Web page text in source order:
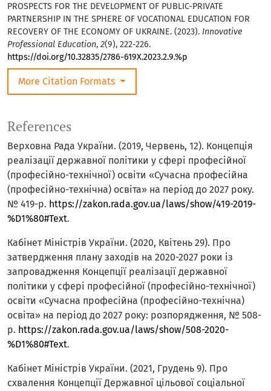
PROSPECTS FOR THE DEVELOPMENT OF PUBLIC-PRIVATE
PARTNERSHIP IN THE SPHERE OF VOCATIONAL EDUCATION FOR
RECOVERY OF THE ECONOMY OF UKRAINE. (2023). Innovative
Professional Education, 2(9), 222-226.
https://doi.org/10.32835/2786-619X.2023.2.9.%p
More Citation Formats
References
Верховна Рада України. (2019, Червень, 12). Концепція
реалізації державної політики у сфері професійної
(професійно-технічної) освіти «Сучасна професійна
(професійно-технічна) освіта» на період до 2027 року.
№ 419-р. https://zakon.rada.gov.ua/laws/show/419-2019-
%D1%80#Text.
Кабінет Міністрів України. (2020, Квітень 29). Про
затвердження плану заходів на 2020-2027 роки із
запровадження Концепції реалізації державної
політики у сфері професійної (професійно-технічної)
освіти «Сучасна професійна (професійно-технічна)
освіта» на період до 2027 року: розпорядження, № 508-
р. https://zakon.rada.gov.ua/laws/show/508-2020-
%D1%80#Text.
Кабінет Міністрів України. (2021, Грудень 9). Про
схвалення Концепції Державної цільової соціальної